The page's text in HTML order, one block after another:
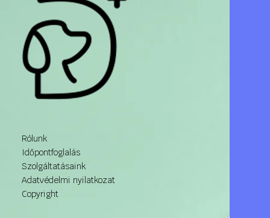
Rólunk
Időpontfoglalás
Szolgáltatásaink
Adatvédelmi nyilatkozat
Copyright